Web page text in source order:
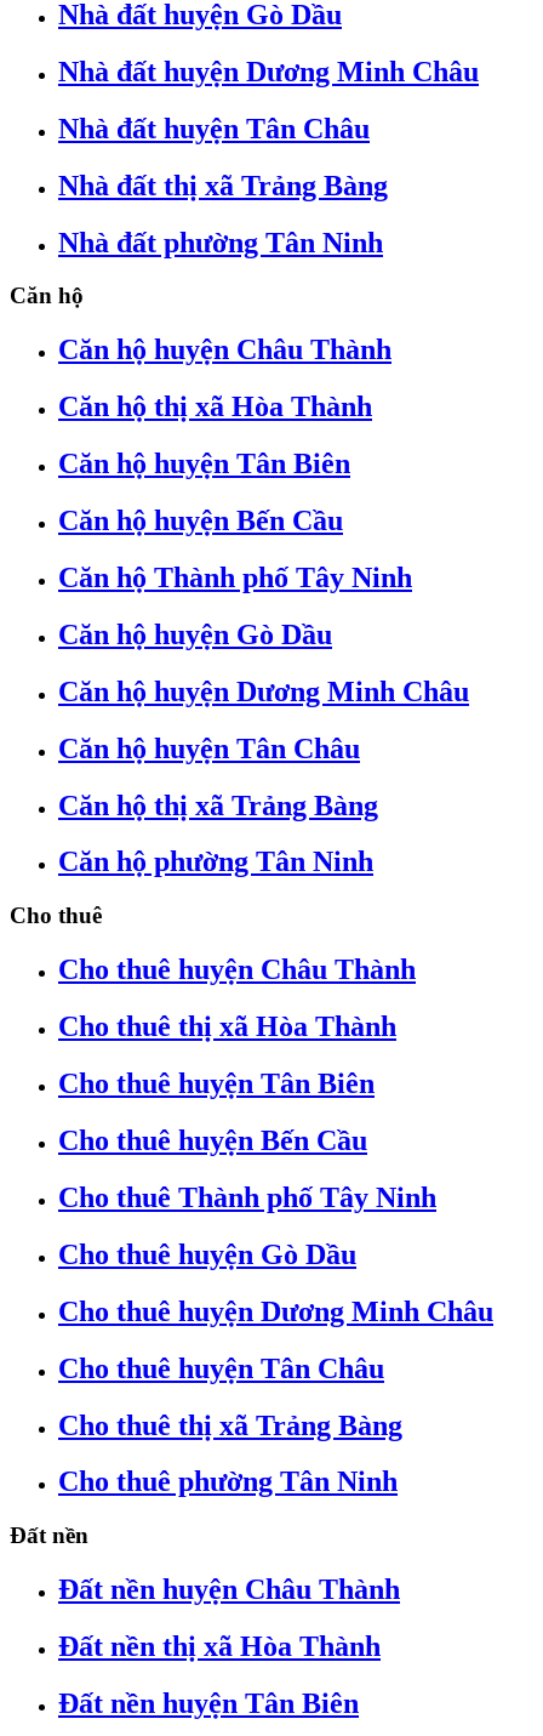
Nhà đất huyện Gò Dầu
Nhà đất huyện Dương Minh Châu
Nhà đất huyện Tân Châu
Nhà đất thị xã Trảng Bàng
Nhà đất phường Tân Ninh
Căn hộ
Căn hộ huyện Châu Thành
Căn hộ thị xã Hòa Thành
Căn hộ huyện Tân Biên
Căn hộ huyện Bến Cầu
Căn hộ Thành phố Tây Ninh
Căn hộ huyện Gò Dầu
Căn hộ huyện Dương Minh Châu
Căn hộ huyện Tân Châu
Căn hộ thị xã Trảng Bàng
Căn hộ phường Tân Ninh
Cho thuê
Cho thuê huyện Châu Thành
Cho thuê thị xã Hòa Thành
Cho thuê huyện Tân Biên
Cho thuê huyện Bến Cầu
Cho thuê Thành phố Tây Ninh
Cho thuê huyện Gò Dầu
Cho thuê huyện Dương Minh Châu
Cho thuê huyện Tân Châu
Cho thuê thị xã Trảng Bàng
Cho thuê phường Tân Ninh
Đất nền
Đất nền huyện Châu Thành
Đất nền thị xã Hòa Thành
Đất nền huyện Tân Biên